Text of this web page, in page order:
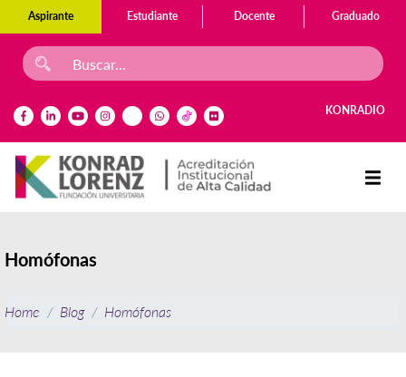
Aspirante Estudiante Docente Graduado
KONRADIO
Homófonas
Home Blog Homófonas